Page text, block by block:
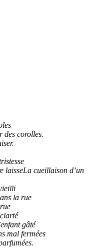
des corolles.
laisseLa cueillaison d’un
la rue
gâté
mal fermées